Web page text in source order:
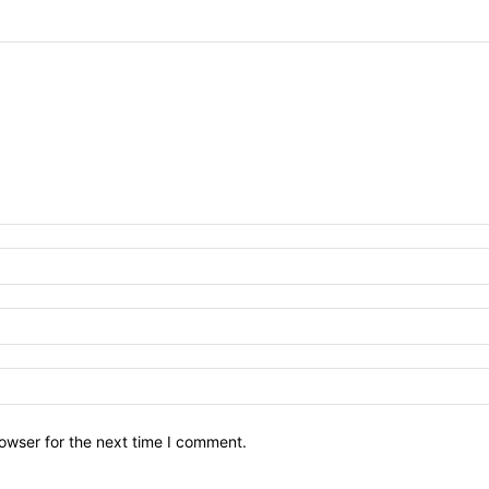
for the next time I comment.